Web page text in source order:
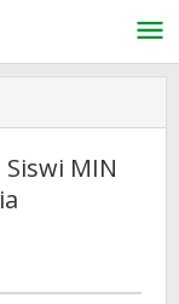
MIN